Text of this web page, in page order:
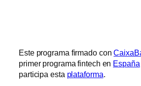
Este programa firmado con
primer programa fintech en España
participa esta plataforma.